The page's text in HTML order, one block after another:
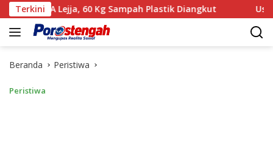
Langsung
ke
konten
Terkini
Lejja, 60 Kg Sampah Plastik Diangkut ‎Usai Gelar
Beranda Peristiwa
Peristiwa